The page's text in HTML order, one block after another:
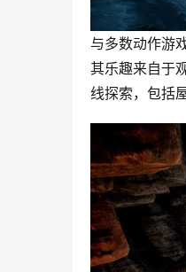
与多数动作游
其乐趣来自于
线探索，包括